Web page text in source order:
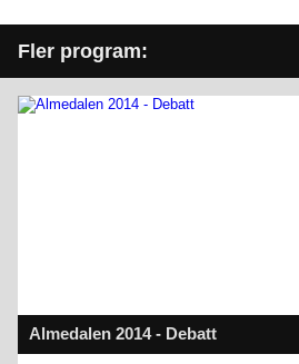
Fler program:
Almedalen 2014 - Debatt